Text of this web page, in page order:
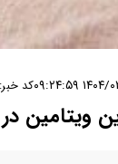
۱۳ ۰۹:۲۴:۵۹ کد خبر: ۳۹۸۷
ویتامین